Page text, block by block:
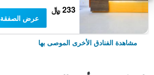
233 ﷼
عرض الصفقة
مشاهدة الفنادق الأخرى الموصى بها